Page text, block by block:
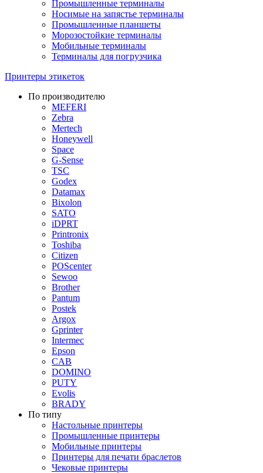
Промышленные терминалы
Носимые на запястье терминалы
Промышленные планшеты
Морозостойкие терминалы
Мобильные терминалы
Терминалы для погрузчика
Принтеры этикеток
По производителю
MEFERI
Zebra
Mertech
Honeywell
Space
G-Sense
TSC
Godex
Datamax
Bixolon
SATO
iDPRT
Printronix
Toshiba
Citizen
POScenter
Sewoo
Brother
Pantum
Postek
Argox
Gprinter
Intermec
Epson
CAB
DOMINO
PUTY
Evolis
BRADY
По типу
Настольные принтеры
Промышленные принтеры
Мобильные принтеры
Принтеры для печати браслетов
Чековые принтеры